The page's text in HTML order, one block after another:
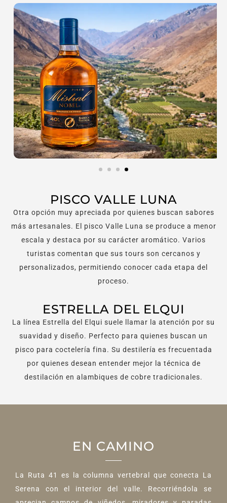
PISCO VALLE LUNA
Otra opción muy apreciada por quienes buscan sabores
más artesanales. El pisco Valle Luna se produce a menor
escala y destaca por su carácter aromático. Varios
turistas comentan que sus tours son cercanos y
personalizados, permitiendo conocer cada etapa del
proceso.
ESTRELLA DEL ELQUI
La línea Estrella del Elqui suele llamar la atención por su
suavidad y diseño. Perfecto para quienes buscan un
pisco para coctelería fina. Su destilería es frecuentada
por quienes desean entender mejor la técnica de
destilación en alambiques de cobre tradicionales.
EN CAMINO
La Ruta 41 es la columna vertebral que conecta La
Serena con el interior del valle. Recorriéndola se